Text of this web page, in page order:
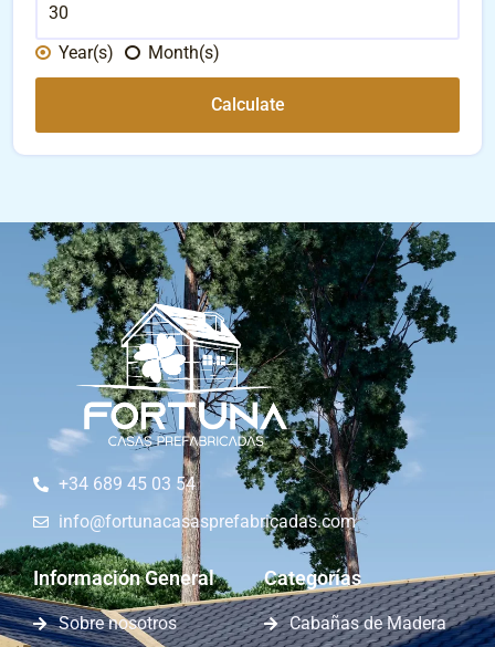
Year(s) Month(s)
Calculate
+34 689 45 03 54
info@fortunacasasprefabricadas.com
Información General
Sobre nosotros
Categorías
Cabañas de Madera